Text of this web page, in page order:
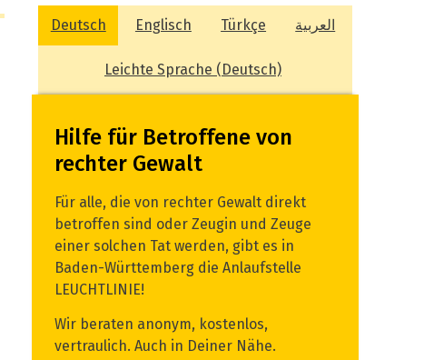
Deutsch Englisch Türkçe العربية
Leichte Sprache (Deutsch)
Hilfe für Betroffene von
rechter Gewalt
Für alle, die von rechter Gewalt direkt
betroffen sind oder Zeugin und Zeuge
einer solchen Tat werden, gibt es in
Baden-Württemberg die Anlaufstelle
LEUCHTLINIE!
Wir beraten anonym, kostenlos,
vertraulich. Auch in Deiner Nähe.